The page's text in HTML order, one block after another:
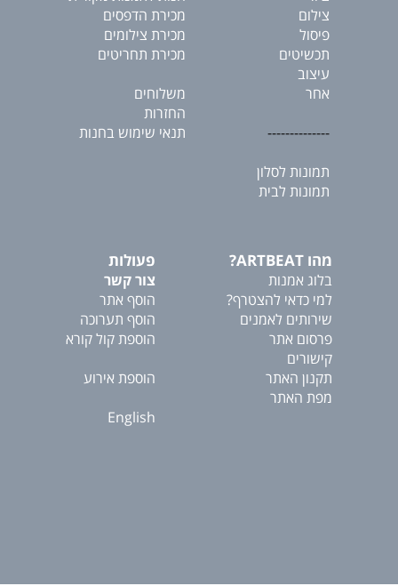
צילום
פיסול
תכשיטים
עיצוב
אחר
--------------
תמונות לסלון
תמונות לבית
מכירת הדפסים
מכירת צילומים
מכירת תחריטים
משלוחים
החזרות
תנאי שימוש בחנות
מהו ARTBEAT?
בלוג אמנות
למי כדאי להצטרף?
שירותים לאמנים
פרסום אתר
קישורים
תקנון האתר
מפת האתר
פעולות
צור קשר
הוסף אתר
הוסף תערוכה
הוספת קול קורא
הוספת אירוע
English